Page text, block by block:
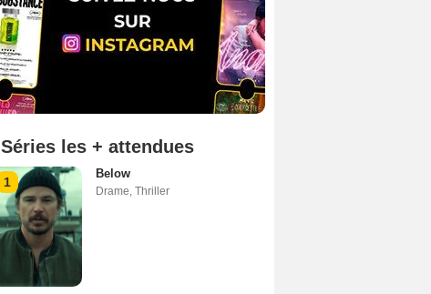
Séries les + attendues
1
Below
Drame Thriller